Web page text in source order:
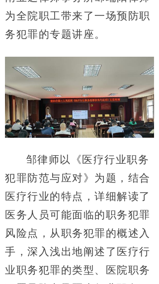
为全院职工带来了一场预防职
务犯罪的专题讲座。
邹律师以《医疗行业职务
犯罪防范与应对》为题，结合
医疗行业的特点，详细解读了
医务人员可能面临的职务犯罪
风险点，从职务犯罪的概述入
手，深入浅出地阐述了医疗行
业职务犯罪的类型、医院职务